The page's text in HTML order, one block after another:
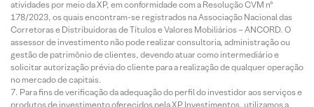
atividades por meio da XP, em conformidade com a Resolução CVM nº
178/2023, os quais encontram-se registrados na Associação Nacional das
Corretoras e Distribuidoras de Títulos e Valores Mobiliários – ANCORD. O
assessor de investimento não pode realizar consultoria, administração ou
gestão de patrimônio de clientes, devendo atuar como intermediário e
solicitar autorização prévia do cliente para a realização de qualquer operação
no mercado de capitais.
Para fins de verificação da adequação do perfil do investidor aos serviços e
produtos de investimento oferecidos pela XP Investimentos, utilizamos a